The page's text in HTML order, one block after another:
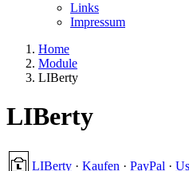
Links
Impressum
Home
Module
LIBerty
LIBerty
LIBerty · Kaufen · PayPal ·